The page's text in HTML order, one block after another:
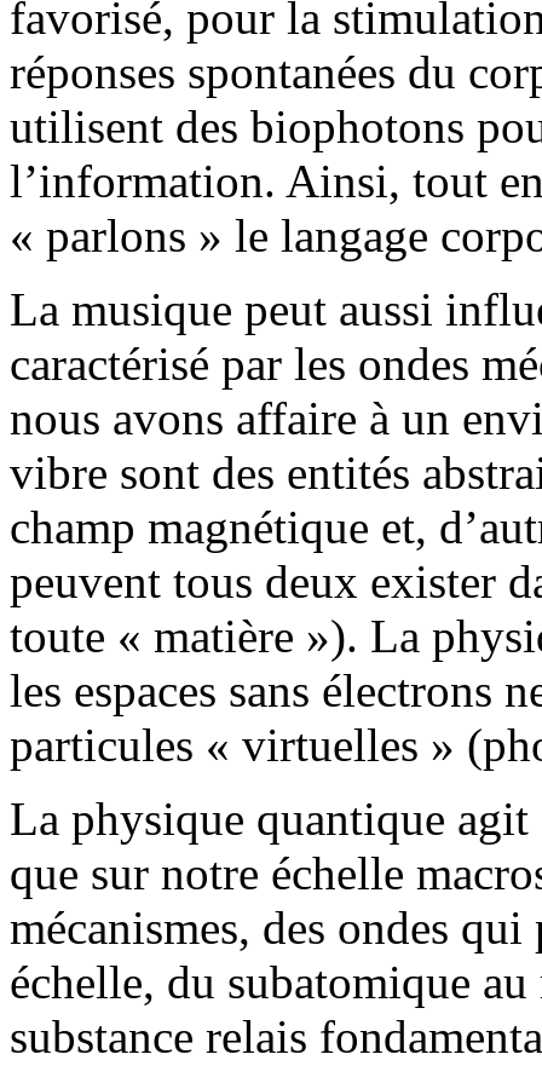
favorisé, pour la
réponses spontanées du
utilisent des biophotons
l’information. Ainsi, tout
« parlons » le langage
La musique peut aussi
caractérisé par les ondes
nous avons affaire à un
vibre sont des entités
champ magnétique et,
peuvent tous deux exister
toute « matière »). La
les espaces sans électrons
particules « virtuelles »
La physique quantique
que sur notre échelle
mécanismes, des ondes qui
échelle, du subatomique
substance relais